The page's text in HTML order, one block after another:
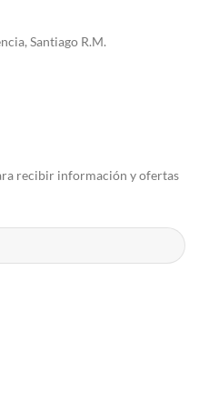
Santiago R.M.
recibir información y ofertas